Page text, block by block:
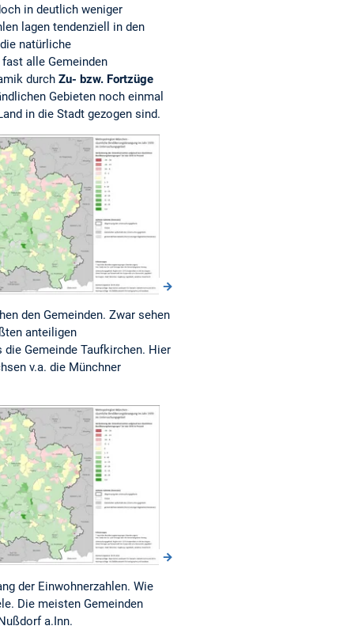
in deutlich weniger
lagen tendenziell in den
natürliche
alle Gemeinden
durch Zu- bzw. Fortzüge
Gebieten noch einmal
in die Stadt gezogen sind.
den Gemeinden. Zwar sehen
anteiligen
Gemeinde Taufkirchen. Hier
v.a. die Münchner
der Einwohnerzahlen. Wie
Die meisten Gemeinden
a.Inn.